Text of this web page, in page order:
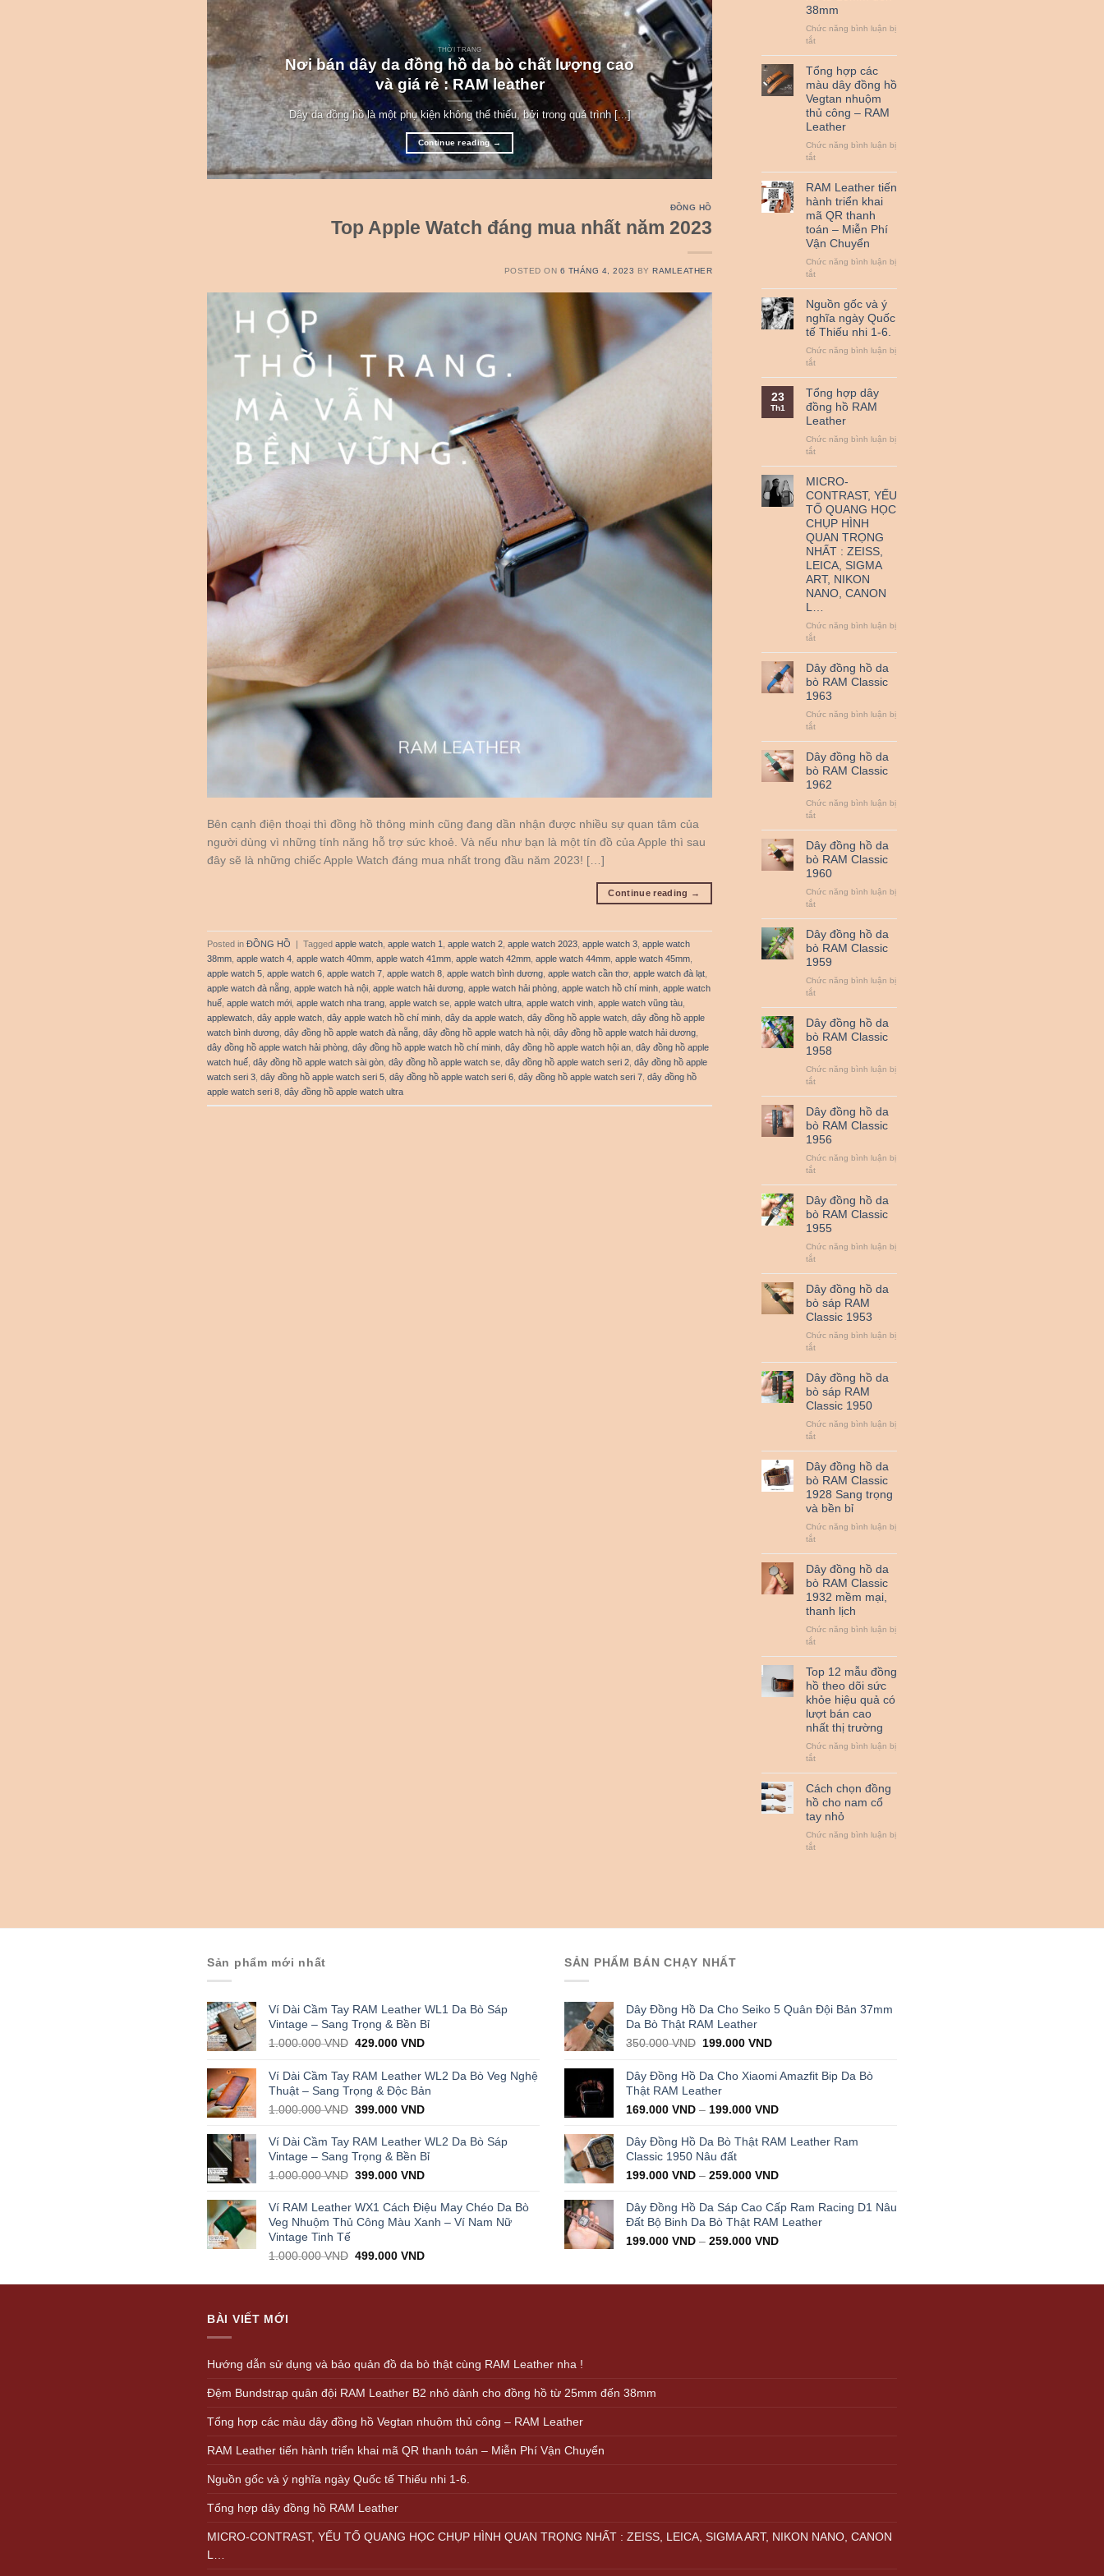
THỜI TRANG
Nơi bán dây da đồng hồ da bò chất lượng cao
và giá rẻ : RAM leather
Dây da đồng hồ là một phụ kiện không thể thiếu, bởi trong quá trình [...]
Continue reading→
ĐỒNG HỒ
Top Apple Watch đáng mua nhất năm 2023
POSTED ON 6 THÁNG 4, 2023 BYRAMLEATHER
Bên cạnh điện thoại thì đồng hồ thông minh cũng đang dần nhận được nhiều sự quan tâm của
người dùng vì những tính năng hỗ trợ sức khoẻ. Và nếu như bạn là một tín đồ của Apple thì sau
đây sẽ là những chiếc Apple Watch đáng mua nhất trong đầu năm 2023! […]
Continue reading →
Posted in ĐỒNG HỒ | Tagged apple watch apple watch 1 apple watch 2 apple watch 2023 apple watch 3 apple watch
38mm apple watch 4 apple watch 40mm apple watch 41mm apple watch 42mm apple watch 44mm apple watch 45mm
apple watch 5 apple watch 6 apple watch 7 apple watch 8 apple watch bình dương apple watch cần thơ apple watch đà lạt
apple watch đà nẵng apple watch hà nội apple watch hải dương apple watch hải phòng apple watch hồ chí minh apple watch
huế apple watch mới apple watch nha trang apple watch se apple watch ultra apple watch vinh apple watch vũng tàu
applewatch dây apple watch dây apple watch hồ chí minh dây da apple watch dây đồng hồ apple watch dây đồng hồ apple
watch bình dương dây đồng hồ apple watch đà nẵng dây đồng hồ apple watch hà nội dây đồng hồ apple watch hải dương
dây đồng hồ apple watch hải phòng dây đồng hồ apple watch hồ chí minh dây đồng hồ apple watch hội an dây đồng hồ apple
watch huế dây đồng hồ apple watch sài gòn dây đồng hồ apple watch se dây đồng hồ apple watch seri 2 dây đồng hồ apple
watch seri 3 dây đồng hồ apple watch seri 5 dây đồng hồ apple watch seri 6 dây đồng hồ apple watch seri 7 dây đồng hồ
apple watch seri 8 dây đồng hồ apple watch ultra
đồ
bò
thật
cùng
RAM
Leather
nha
38mm
Chức năng bình luận bị
tắtở
Bundstrap
quân
đội
RAM
Leather
B2
dành
cho
đồng
hồ
từ
25mm
đến
Tổng hợp các
màu dây đồng hồ
Vegtan nhuộm
thủ công – RAM
Leather
Chức năng bình luận bị
tắtở
các
màu
dây
đồng
hồ
nhuộm
thủ
công
–
RAM
Leather
RAM Leather tiến
hành triển khai
mã QR thanh
toán – Miễn Phí
Vận Chuyển
Chức năng bình luận bị
tắtở
Leather
tiến
hành
triển
khai
toán
–
Miễn
Nguồn gốc và ý
nghĩa ngày Quốc
tế Thiếu nhi 1-6.
Chức năng bình luận bị
tắtở
gốc
và
ý
nghĩa
ngày
nhi
1-
6.
23
Th1
Tổng hợp dây
đồng hồ RAM
Leather
Chức năng bình luận bị
tắtở
dây
đồng
hồ
RAM
Leather
MICRO-
CONTRAST, YẾU
TỐ QUANG HỌC
CHỤP HÌNH
QUAN TRỌNG
NHẤT : ZEISS,
LEICA, SIGMA
ART, NIKON
NANO, CANON
L…
Chức năng bình luận bị
tắtở
CONTRAST,
YẾU
TỐ
QUANG
HỌC
TRỌNG
NHẤT
:
NIKON
NANO,
CANON
Dây đồng hồ da
bò RAM Classic
1963
Chức năng bình luận bị
tắtở
hồ
da
bò
RAM
Dây đồng hồ da
bò RAM Classic
1962
Chức năng bình luận bị
tắtở
hồ
da
bò
RAM
Dây đồng hồ da
bò RAM Classic
1960
Chức năng bình luận bị
tắtở
hồ
da
bò
RAM
Dây đồng hồ da
bò RAM Classic
1959
Chức năng bình luận bị
tắtở
hồ
da
bò
RAM
Dây đồng hồ da
bò RAM Classic
1958
Chức năng bình luận bị
tắtở
hồ
da
bò
RAM
Dây đồng hồ da
bò RAM Classic
1956
Chức năng bình luận bị
tắtở
hồ
da
bò
RAM
Dây đồng hồ da
bò RAM Classic
1955
Chức năng bình luận bị
tắtở
hồ
da
bò
RAM
Dây đồng hồ da
bò sáp RAM
Classic 1953
Chức năng bình luận bị
tắtở
hồ
da
bò
sáp
Dây đồng hồ da
bò sáp RAM
Classic 1950
Chức năng bình luận bị
tắtở
hồ
da
bò
sáp
RAM
Dây đồng hồ da
bò RAM Classic
1928 Sang trọng
và bền bỉ
Chức năng bình luận bị
tắtở
hồ
da
bò
RAM
Classic
và
bền
bỉ
Dây đồng hồ da
bò RAM Classic
1932 mềm mại,
thanh lịch
Chức năng bình luận bị
tắtở
hồ
da
bò
RAM
Classic
mềm
mại,
thanh
lịch
Top 12 mẫu đồng
hồ theo dõi sức
khỏe hiệu quả có
lượt bán cao
nhất thị trường
Chức năng bình luận bị
tắtở
mẫu
đồng
hồ
theo
bán
Cách chọn đồng
hồ cho nam cổ
tay nhỏ
Chức năng bình luận bị
tắtở
Sản phẩm mới nhất
Ví Dài Cầm Tay RAM Leather WL1 Da Bò Sáp
Vintage – Sang Trọng & Bền Bỉ
1.000.000VND Original
was:
1.000.000 VND.
429.000VNDCurrent
is:
429.000 VND.
Ví Dài Cầm Tay RAM Leather WL2 Da Bò Veg Nghệ
Thuật – Sang Trọng & Độc Bản
1.000.000VND Original
was:
1.000.000 VND.
399.000VNDCurrent
is:
399.000 VND.
Ví Dài Cầm Tay RAM Leather WL2 Da Bò Sáp
Vintage – Sang Trọng & Bền Bỉ
1.000.000VND Original
was:
1.000.000 VND.
399.000VNDCurrent
is:
399.000 VND.
Ví RAM Leather WX1 Cách Điệu May Chéo Da Bò
Veg Nhuộm Thủ Công Màu Xanh – Ví Nam Nữ
Vintage Tinh Tế
1.000.000VND Original
was:
499.000VNDCurrent
is:
SẢN PHẨM BÁN CHẠY NHẤT
Dây Đồng Hồ Da Cho Seiko 5 Quân Đội Bản 37mm
Da Bò Thật RAM Leather
350.000VND Original
was:
350.000 VND.
199.000VNDCurrent
is:
199.000 VND.
Dây Đồng Hồ Da Cho Xiaomi Amazfit Bip Da Bò
Thật RAM Leather
169.000 VND – 199.000 VND
Dây Đồng Hồ Da Bò Thật RAM Leather Ram
Classic 1950 Nâu đất
199.000 VND – 259.000 VND
Dây Đồng Hồ Da Sáp Cao Cấp Ram Racing D1 Nâu
Đất Bộ Binh Da Bò Thật RAM Leather
199.000 VND – 259.000 VND
BÀI VIẾT MỚI
Hướng dẫn sử dụng và bảo quản đồ da bò thật cùng RAM Leather nha !
Đệm Bundstrap quân đội RAM Leather B2 nhỏ dành cho đồng hồ từ 25mm đến 38mm
Tổng hợp các màu dây đồng hồ Vegtan nhuộm thủ công – RAM Leather
RAM Leather tiến hành triển khai mã QR thanh toán – Miễn Phí Vận Chuyển
Nguồn gốc và ý nghĩa ngày Quốc tế Thiếu nhi 1-6.
Tổng hợp dây đồng hồ RAM Leather
MICRO-CONTRAST, YẾU TỐ QUANG HỌC CHỤP HÌNH QUAN TRỌNG NHẤT : ZEISS, LEICA, SIGMA ART, NIKON NANO, CANON
L…